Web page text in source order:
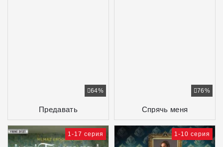
Предавать
64%
Спрячь меня
76%
1-17 серия 1-10 серия